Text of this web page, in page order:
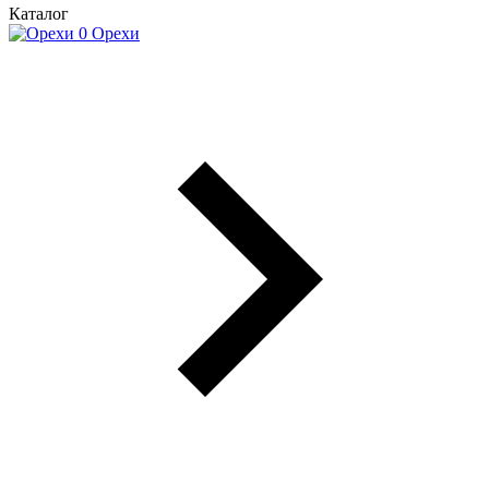
Каталог
Орехи